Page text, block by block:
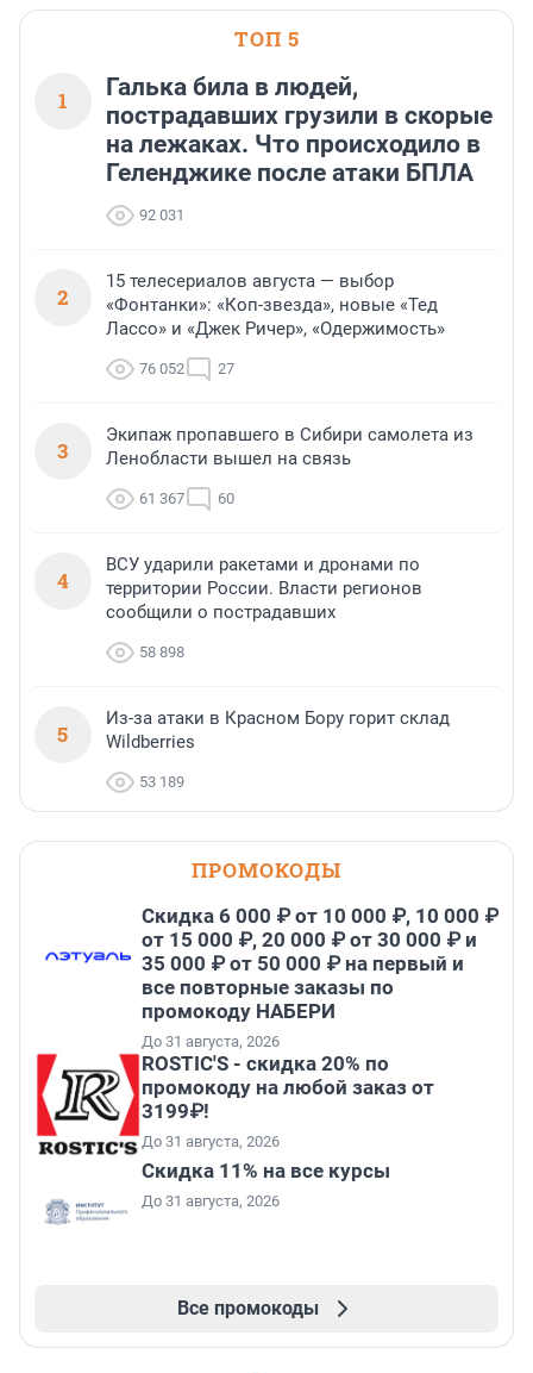
ТОП 5
1
Галька била в людей,
пострадавших грузили в скорые
на лежаках. Что происходило в
Геленджике после атаки БПЛА
92 031
2
15 телесериалов августа — выбор
«Фонтанки»: «Коп-звезда», новые «Тед
Лассо» и «Джек Ричер», «Одержимость»
76 052 27
3
Экипаж пропавшего в Сибири самолета из
Ленобласти вышел на связь
61 367 60
4
ВСУ ударили ракетами и дронами по
территории России. Власти регионов
сообщили о пострадавших
58 898
5
Из-за атаки в Красном Бору горит склад
Wildberries
53 189
ПРОМОКОДЫ
Скидка 6 000 ₽ от 10 000 ₽, 10 000 ₽
от 15 000 ₽, 20 000 ₽ от 30 000 ₽ и
35 000 ₽ от 50 000 ₽ на первый и
все повторные заказы по
промокоду НАБЕРИ
До 31 августа, 2026
ROSTIC'S - скидка 20% по
промокоду на любой заказ от
3199₽!
До 31 августа, 2026
Скидка 11% на все курсы
До 31 августа, 2026
Все промокоды